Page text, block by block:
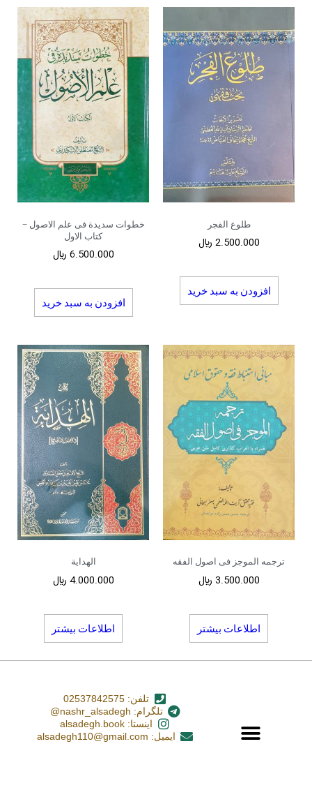
طلوع الفجر
2.500.000 ﷼
افزودن به سبد خرید
خطوات سدیدة فی علم الاصول –
کتاب الاول
6.500.000 ﷼
افزودن به سبد خرید
ترجمه الموجز فی اصول الفقه
3.500.000 ﷼
اطلاعات بیشتر
الهدایة
4.000.000 ﷼
اطلاعات بیشتر
تلفن: 02537842575
تلگرام: nashr_alsadegh@
اینستا: alsadegh.book
ایمیل: alsadegh110@gmail.com